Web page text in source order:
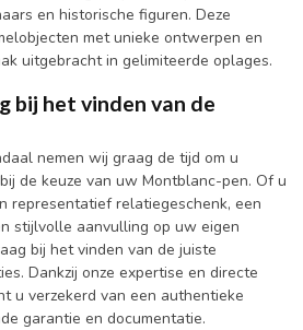
en historische figuren. Deze
met unieke ontwerpen en
uitgebracht in gelimiteerde oplages.
bij het vinden van de
nemen wij graag de tijd om u
de keuze van uw Montblanc-pen. Of u
representatief relatiegeschenk, een
stijlvolle aanvulling op uw eigen
bij het vinden van de juiste
Dankzij onze expertise en directe
u verzekerd van een authentieke
garantie en documentatie.